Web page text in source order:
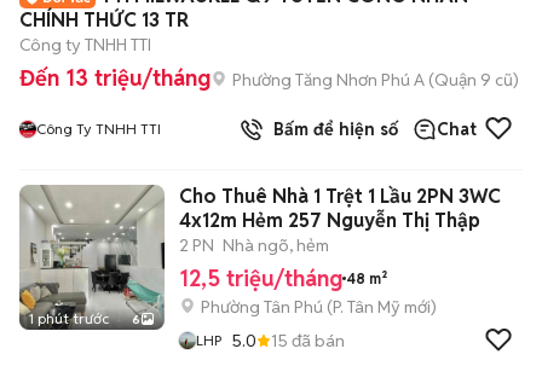
CHÍNH THỨC 13 TR
Công ty TNHH TTI
Đến 13 triệu/tháng Phường Tăng Nhơn Phú A (Quận 9 cũ)
Công Ty TNHH TTI Bấm để hiện số Chat
1 phút trước 6
Cho Thuê Nhà 1 Trệt 1 Lầu 2PN 3WC
4x12m Hẻm 257 Nguyễn Thị Thập
2 PN Nhà ngõ, hẻm
12,5 triệu/tháng 48 m²
Phường Tân Phú (P. Tân Mỹ mới)
LHP 5.0 15 đã bán